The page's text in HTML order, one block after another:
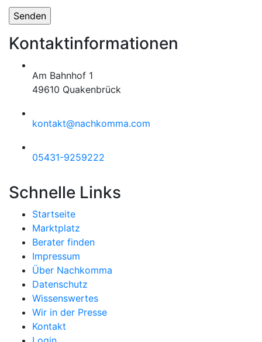
Kontaktinformationen
Am Bahnhof 1
49610 Quakenbrück
kontakt@nachkomma.com
05431-9259222
Schnelle Links
Startseite
Marktplatz
Berater finden
Impressum
Über Nachkomma
Datenschutz
Wissenswertes
Wir in der Presse
Kontakt